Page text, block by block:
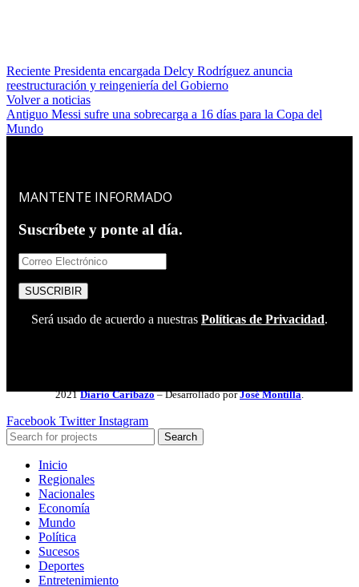
Reciente Presidenta encargada Delcy Rodríguez anuncia
reestructuración y reingeniería del Gobierno
Volver a noticias
Antiguo Messi sufre una sobrecarga a 16 días para la Copa del
Mundo
MANTENTE INFORMADO
Suscríbete y ponte al día.
Será usado de acuerdo a nuestras Políticas de Privacidad.
2021Diario Caribazo– Desarrollado porJosé Montilla.
Facebook Twitter Instagram
Search
Inicio
Regionales
Nacionales
Economía
Mundo
Política
Sucesos
Deportes
Entretenimiento